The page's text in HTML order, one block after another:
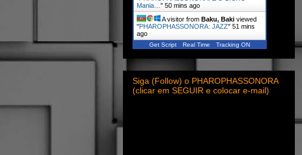
Mania… " 50 mins ago
A visitor from Baku, Baki viewed
"PHAROPHASSONORA: JAZZ" 51 mins
ago
Get Script Real Time Tracking ON
Siga (Follow) o PHAROPHASSONORA
(clicar em SEGUIR e colocar e-mail)